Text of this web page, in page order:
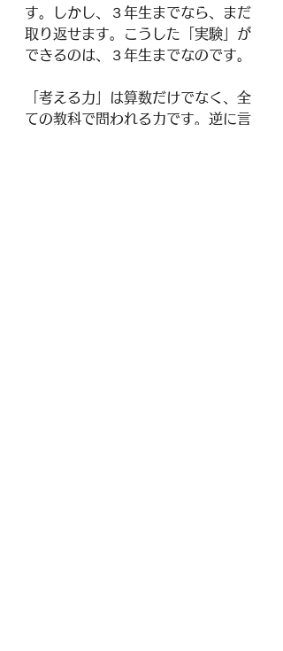
す。しかし、３年生までなら、まだ
取り返せます。こうした「実験」が
できるのは、３年生までなのです。
「考える力」は算数だけでなく、全
ての教科で問われる力です。逆に言